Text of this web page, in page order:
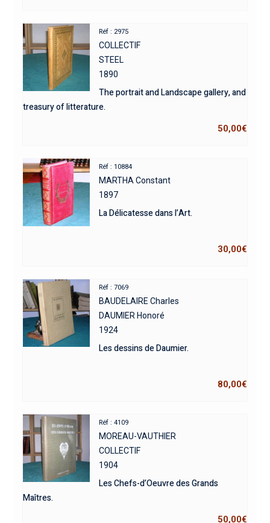
Réf : 2975
COLLECTIF
STEEL
1890
The portrait and Landscape gallery, and
treasury of litterature.
50,00€
Réf : 10884
MARTHA Constant
1897
La Délicatesse dans l’Art.
30,00€
Réf : 7069
BAUDELAIRE Charles
DAUMIER Honoré
1924
Les dessins de Daumier.
80,00€
Réf : 4109
MOREAU-VAUTHIER
COLLECTIF
1904
Les Chefs-d’Oeuvre des Grands
Maîtres.
50,00€